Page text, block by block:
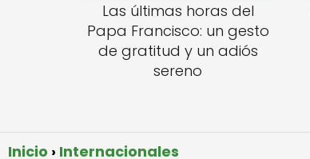
Las últimas horas del
Papa Francisco: un gesto
de gratitud y un adiós
sereno
Inicio Internacionales